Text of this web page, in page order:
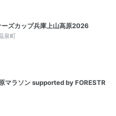
ーズカップ兵庫上山高原2026
泉町
マラソン supported by FORESTR